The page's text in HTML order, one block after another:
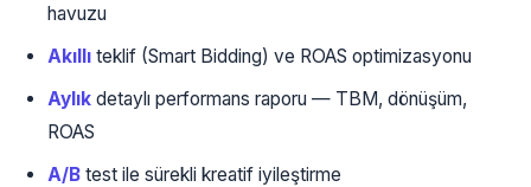
havuzu
Akıllı teklif (Smart Bidding) ve ROAS optimizasyonu
Aylık detaylı performans raporu — TBM, dönüşüm,
ROAS
A/B test ile sürekli kreatif iyileştirme